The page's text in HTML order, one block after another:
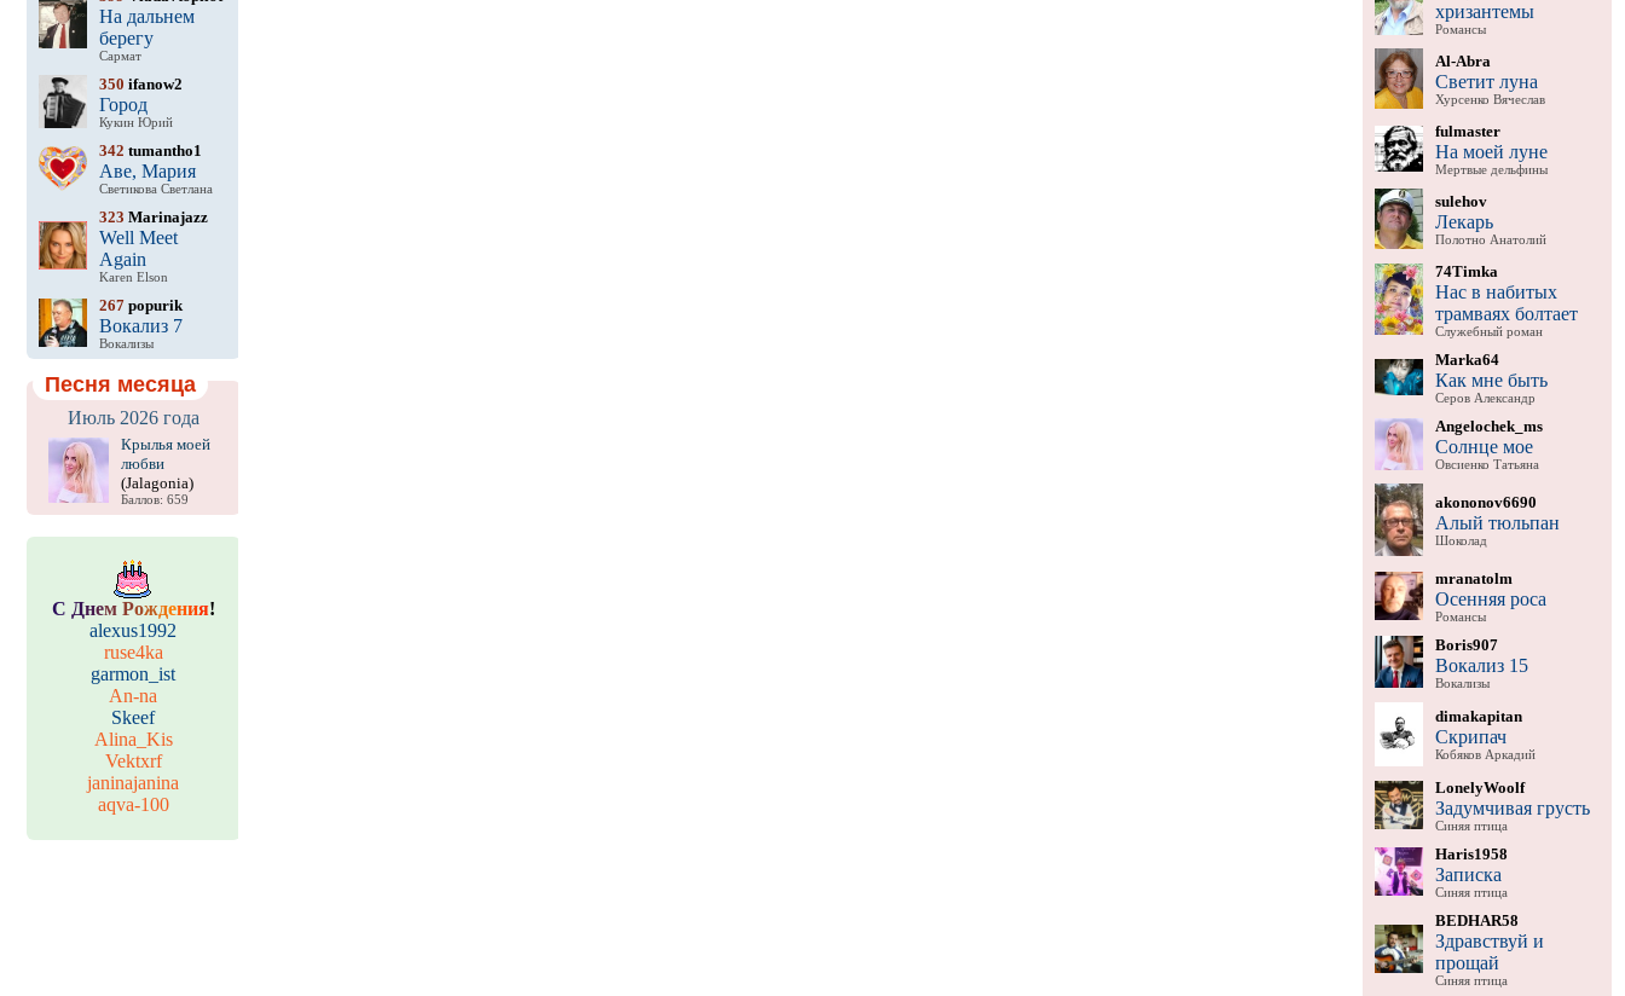
На дальнем
берегу
Сармат
350 ifanow2
Город
Кукин Юрий
342 tumantho1
Аве, Мария
Светикова Светлана
323 Marinajazz
Well Meet
Again
Karen Elson
267popurik
Вокализ 7
Вокализы
Песня месяца
Июль 2026 года
Крылья моей
любви
(Jalagonia)
Баллов: 659
С Днем Рождения!
alexus1992
ruse4ka
garmon_ist
An-na
Skeef
Alina_Kis
Vektxrf
janinajanina
aqva-100
хризантемы
Романсы
Al-Abra
Светит луна
Хурсенко Вячеслав
fulmaster
На моей луне
Мертвые дельфины
sulehov
Лекарь
Полотно Анатолий
74Timka
Нас в набитых
трамваях болтает
Служебный роман
Marka64
Как мне быть
Серов Александр
Angelochek_ms
Солнце мое
Овсиенко Татьяна
akononov6690
Алый тюльпан
Шоколад
mranatolm
Осенняя роса
Романсы
Boris907
Вокализ 15
Вокализы
dimakapitan
Скрипач
Кобяков Аркадий
LonelyWoolf
Задумчивая грусть
Синяя птица
Haris1958
Записка
Синяя птица
BEDHAR58
Здравствуй и
прощай
Синяя птица